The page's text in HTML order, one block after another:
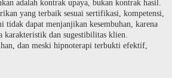
adalah kontrak upaya, bukan kontrak hasil.
yang terbaik sesuai sertifikasi, kompetensi,
tidak dapat menjanjikan kesembuhan, karena
karakteristik dan sugestibilitas klien.
dan meski hipnoterapi terbukti efektif,